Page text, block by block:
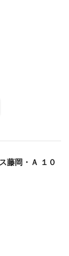
藤岡・Ａ １０